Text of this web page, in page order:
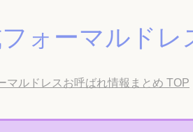
ォーマルド
マルドレスお呼ばれ情報まとめ TOP